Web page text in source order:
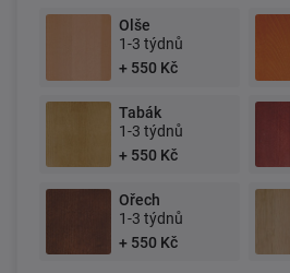
Olše
1-3 týdnů
+ 550 Kč
Tabák
1-3 týdnů
+ 550 Kč
Ořech
1-3 týdnů
+ 550 Kč